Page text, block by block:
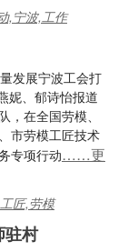
,宁波,工作
发展宁波工会打
妮、郁诗怡报道
在全国劳模、
市劳模工匠技术
专项行动……更
匠,劳模
驻村